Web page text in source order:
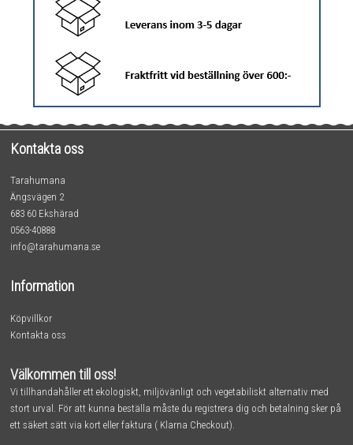
Kontakta oss
Tarahumana
Ängsvägen 2
683 60 Ekshärad
0563-40888
info@tarahumana.se
Information
Köpvillkor
Kontakta oss
Välkommen till oss!
Vi tillhandahåller ett ekologiskt, miljövänligt och vegetabiliskt alternativ med
stort urval. För att kunna beställa måste du registrera dig och betalning sker på
ett säkert sätt via kort eller faktura ( Klarna Checkout).